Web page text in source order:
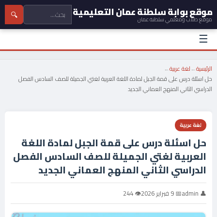
موقع بوابة سلطنة عمان التعليمية
موقع طلاب ومعلمي سلطنة عمان 🔍
☰
الرئيسية←لغة عربية←
حل اسئلة درس على قمة الجبل لمادة اللغة العربية لغتي الجميلة للصف السادس الفصل
الدراسي الثاني المنهج العماني الجديد
لغة عربية
حل اسئلة درس على قمة الجبل لمادة اللغة
العربية لغتي الجميلة للصف السادس الفصل
الدراسي الثاني المنهج العماني الجديد
👤 admin 📅 9 فبراير 2026 👁 244